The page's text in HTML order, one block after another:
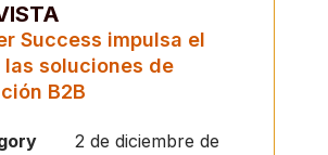
Success impulsa el
las soluciones de
B2B
2 de diciembre de